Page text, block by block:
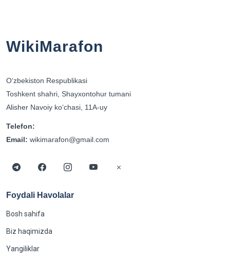
WikiMarafon
Oʻzbekiston Respublikasi
Toshkent shahri, Shayxontohur tumani
Alisher Navoiy koʻchasi, 11A-uy
Telefon:
Email: wikimarafon@gmail.com
Foydali Havolalar
Bosh sahifa
Biz haqimizda
Yangiliklar